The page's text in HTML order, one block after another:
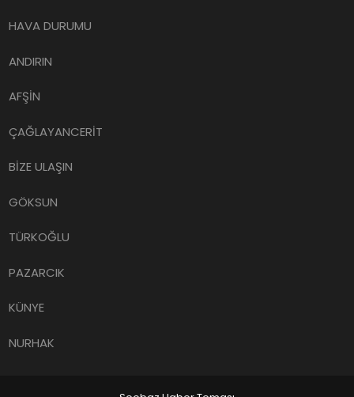
HAVA DURUMU
ANDIRIN
AFŞİN
ÇAĞLAYANCERİT
BİZE ULAŞIN
GÖKSUN
TÜRKOĞLU
PAZARCIK
KÜNYE
NURHAK